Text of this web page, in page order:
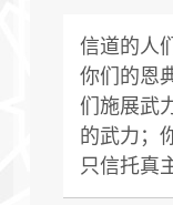
信道的人
你们的恩
们施展武
的武力；
只信托真